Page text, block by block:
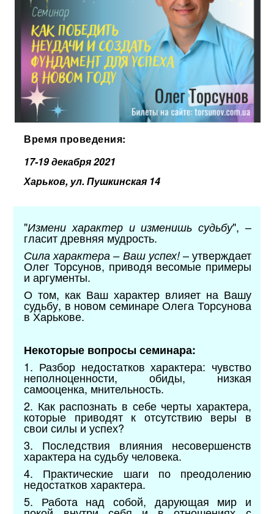
Время проведения:
17-19 декабря 2021
Харьков, ул. Пушкинская 14
"Измени характер и изменишь судьбу", –
гласит древняя мудрость.
Сила характера – Ваш успех!– утверждает
Олег Торсунов, приводя весомые примеры
и аргументы.
О том, как Ваш характер влияет на Вашу
судьбу, в новом семинаре Олега Торсунова
в Харькове.
Некоторые вопросы семинара:
1. Разбор недостатков характера: чувство
неполноценности, обиды, низкая
самооценка, мнительность.
2. Как распознать в себе черты характера,
которые приводят к отсутствию веры в
свои силы и успех?
3. Последствия влияния несовершенств
характера на судьбу человека.
4. Практические шаги по преодолению
недостатков характера.
5. Работа над собой, дарующая мир и